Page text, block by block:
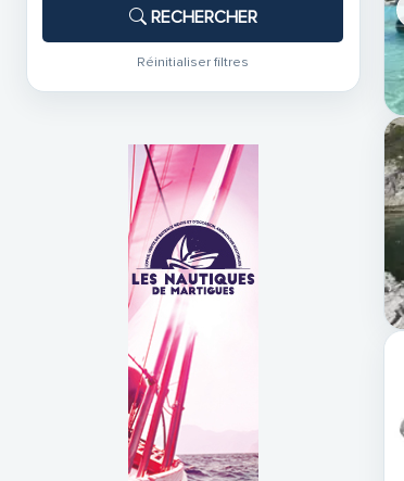
RECHERCHER
Réinitialiser filtres